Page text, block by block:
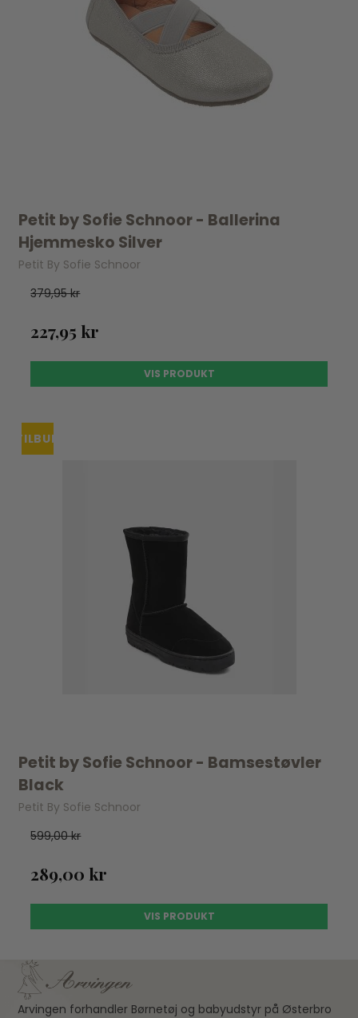
Petit by Sofie Schnoor - Ballerina
Hjemmesko Silver
Petit By Sofie Schnoor
379,95 kr
227,95 kr
VIS PRODUKT
TILBUD
Petit by Sofie Schnoor - Bamsestøvler
Black
Petit By Sofie Schnoor
599,00 kr
289,00 kr
VIS PRODUKT
Arvingen forhandler Børnetøj og babyudstyr på Østerbro